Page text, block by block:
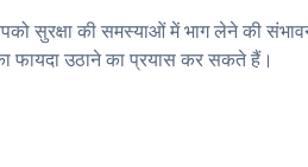
सुरक्षा की समस्याओं में भाग लेने की
फायदा उठाने का प्रयास कर सकते हैं।